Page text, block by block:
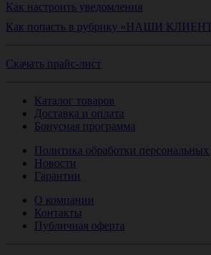
Как настроить уведомления
Как попасть в рубрику «НАШИ
Скачать прайс-лист
Каталог товаров
Доставка и оплата
Бонусная программа
Политика обработки
Новости
Гарантии
О компании
Контакты
Публичная оферта